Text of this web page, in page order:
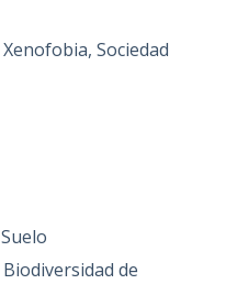
Sociedad
de